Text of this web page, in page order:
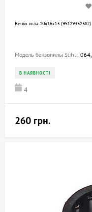
Венок игла 10х16х13 (95129332382)
Модель бензопилы Stihl: 064, MS
В НАЯВНОСТІ
4
260 грн.